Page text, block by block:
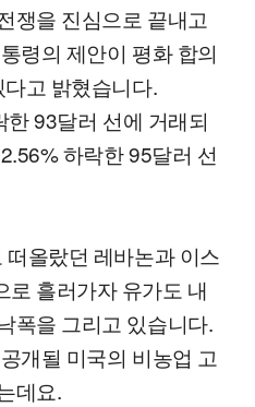
쟁을 진심으로 끝내고
령의 제안이 평화 합의
고 밝혔습니다.
93달러 선에 거래되
하락한 95달러 선
올랐던 레바논과 이스
로 흘러가자 유가도 내
폭을 그리고 있습니다.
개될 미국의 비농업 고
데요.